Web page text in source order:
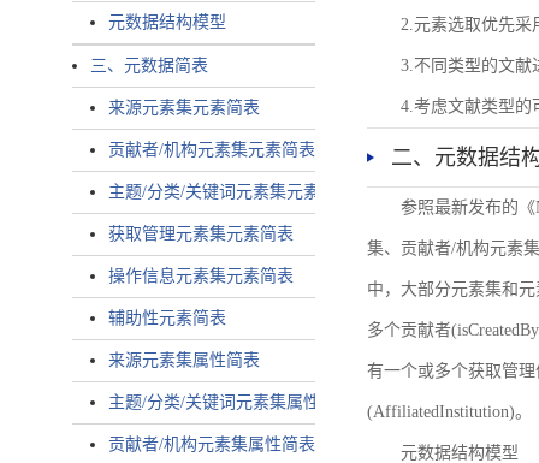
元数据结构模型
三、元数据简表
来源元素集元素简表
贡献者/机构元素集元素简表
主题/分类/关键词元素集元素简表
获取管理元素集元素简表
操作信息元素集元素简表
辅助性元素简表
来源元素集属性简表
主题/分类/关键词元素集属性简表
贡献者/机构元素集属性简表
2.元素选取优先采
3.不同类型的文献
4.考虑文献类型的
二、元数据结
参照最新发布的
集、贡献者/机构元素
中，大部分元素集和
多个贡献者
有一个或多个获取管理
(AffiliatedInstitution)。
元数据结构模型